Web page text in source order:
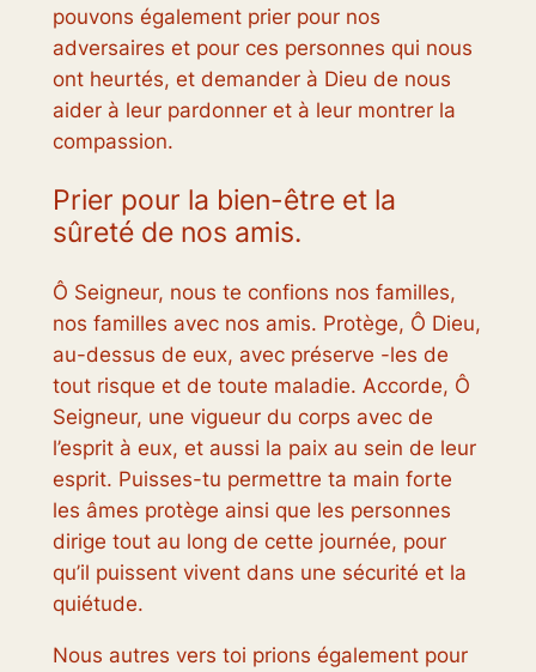
pouvons également prier pour nos
adversaires et pour ces personnes qui nous
ont heurtés, et demander à Dieu de nous
aider à leur pardonner et à leur montrer la
compassion.
Prier pour la bien-être et la
sûreté de nos amis.
Ô Seigneur, nous te confions nos familles,
nos familles avec nos amis. Protège, Ô Dieu,
au-dessus de eux, avec préserve -les de
tout risque et de toute maladie. Accorde, Ô
Seigneur, une vigueur du corps avec de
l’esprit à eux, et aussi la paix au sein de leur
esprit. Puisses-tu permettre ta main forte
les âmes protège ainsi que les personnes
dirige tout au long de cette journée, pour
qu’il puissent vivent dans une sécurité et la
quiétude.
Nous autres vers toi prions également pour